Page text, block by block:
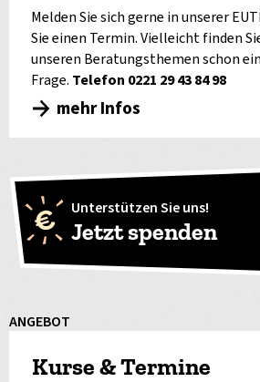
Melden Sie sich gerne in unserer
Sie einen Termin. Vielleicht finden
unseren Beratungsthemen schon
Frage. Telefon 0221 29 43 84 98
mehr Infos
Unterstützen Sie uns!
Jetzt spenden
ANGEBOT
Kurse & Termine